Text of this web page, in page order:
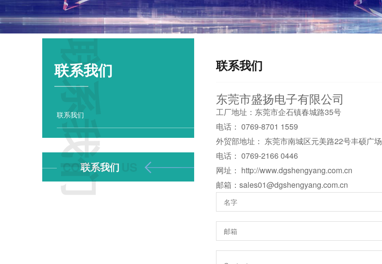
联系我们
联系我们
联系我们
联系我们
联系我们
东莞市盛扬电子有限公司
工厂地址：东莞市企石镇春城路35号
电话： 0769-8701 1559
外贸部地址： 东莞市南城区元美路22号丰硕广场
电话： 0769-2166 0446
网址： http://www.dgshengyang.com.cn
邮箱：sales01@dgshengyang.com.cn